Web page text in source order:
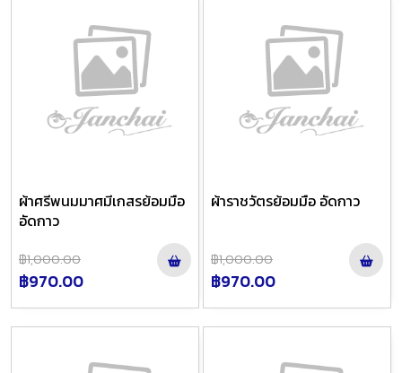
ผ้าศรีพนมมาศมีเกสรย้อมมือ
อัดกาว
฿1,000.00
฿970.00
ผ้าราชวัตรย้อมมือ อัดกาว
฿1,000.00
฿970.00